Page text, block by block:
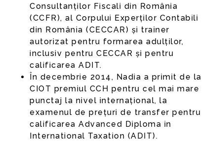
Consultanților Fiscali din România
(CCFR), al Corpului Experților Contabili
din România (CECCAR) și trainer
autorizat pentru formarea adulților,
inclusiv pentru CECCAR și pentru
calificarea ADIT.
În decembrie 2014, Nadia a primit de la
CIOT premiul CCH pentru cel mai mare
punctaj la nivel internațional, la
examenul de prețuri de transfer pentru
calificarea Advanced Diploma in
International Taxation (ADIT).